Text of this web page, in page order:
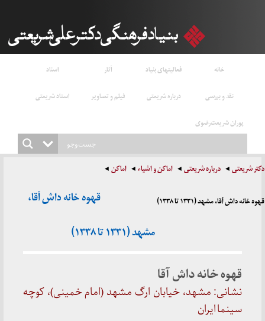
خانه فعالیتهای بنیاد آثار
اسناد
نقد و بررسی
درباره شریعتی فیلم و تصاویر
استاد شریعتی
پوران شریعت‌رضوی
دکتر شریعتی درباره شریعتی اماکن و اشیاء اماکن
قهوه خانه داش آقا، مشهد (۱۳۳۱ تا ۱۳۳۸)
قهوه خانه داش آقا،
مشهد (۱۳۳۱ تا ۱۳۳۸)
قهوه خانهداش آقا
نشانی: مشهد، خیابان ارگ مشهد (امام خمینی)،کوچه
سینما ایران